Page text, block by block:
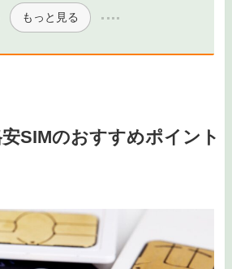
もっと見る
安SIMのおすすめポイント